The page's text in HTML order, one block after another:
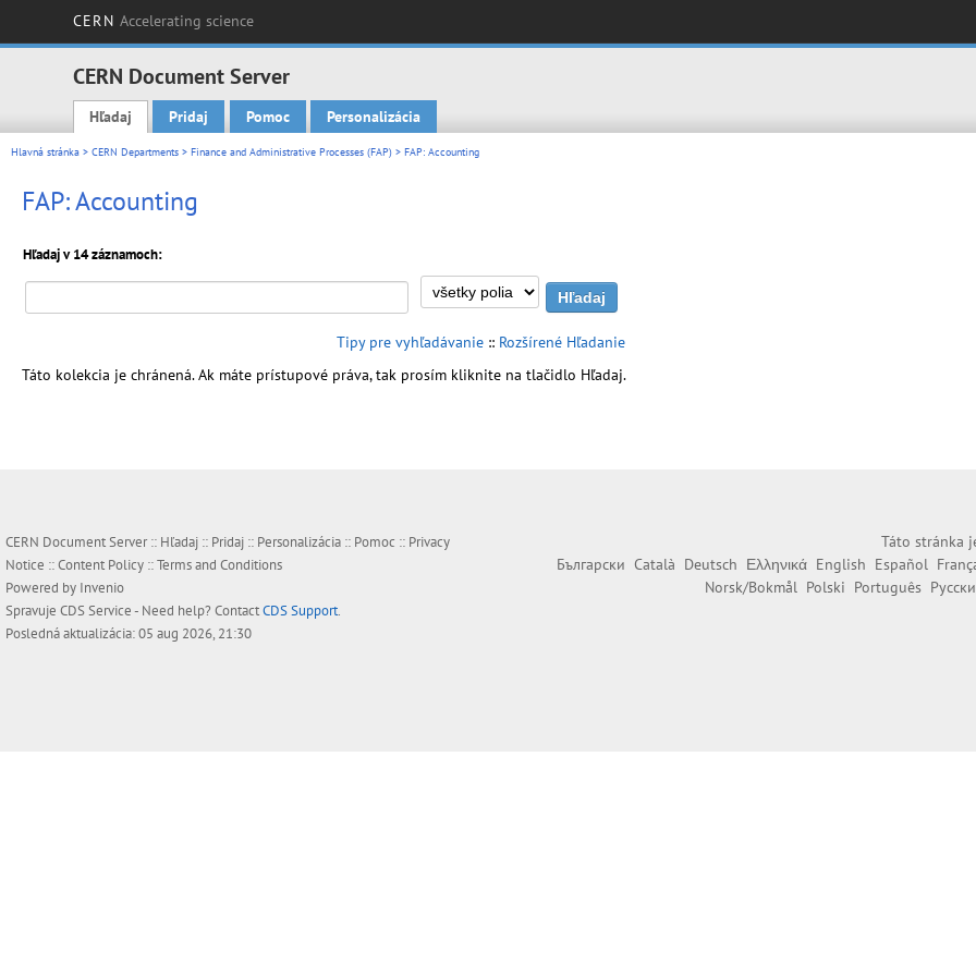
CERN Accelerating science
CERN Document Server
Main menu
Hľadaj Pridaj Pomoc Personalizácia
Hlavná stránka > CERN Departments > Finance and Administrative Processes (FAP) > FAP: Accounting
FAP: Accounting
Hľadaj v 14 záznamoch:
Tipy pre vyhľadávanie :: Rozšírené Hľadanie
Táto kolekcia je chránená. Ak máte prístupové práva, tak prosím kliknite na tlačidlo Hľadaj.
CERN Document Server :: Hľadaj :: Pridaj :: Personalizácia :: Pomoc :: Privacy
Notice ::Content Policy ::Terms and Conditions
Powered by Invenio
Spravuje CDS Service- Need help? ContactCDS Support.
Posledná aktualizácia: 05 aug 2026, 21:30
Táto stránka
Български Català Deutsch Ελληνικά English Español
Norsk/Bokmål Polski Português